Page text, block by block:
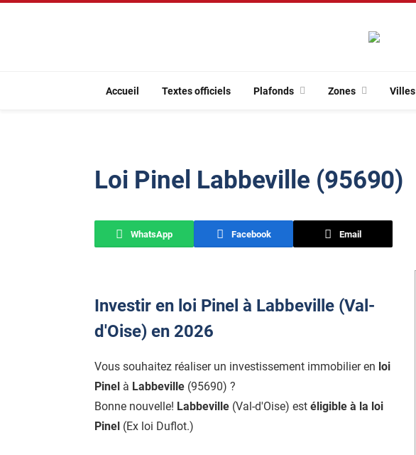
Accueil Textes officiels Plafonds Zones Villes
Loi Pinel Labbeville (95690)
WhatsApp Facebook Email
Investir en loi Pinel à Labbeville (Val-
d'Oise) en 2026
Vous souhaitez réaliser un investissement immobilier en loi
Pinel à Labbeville (95690) ?
Bonne nouvelle! Labbeville (Val-d'Oise) est éligible à la loi
Pinel (Ex loi Duflot.)